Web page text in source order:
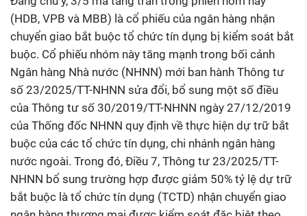
(HDB, VPB và MBB) là cổ phiếu của ngân hàng nhận
chuyển giao bắt buộc tổ chức tín dụng bị kiểm soát bắt
buộc. Cổ phiếu nhóm này tăng mạnh trong bối cảnh
Ngân hàng Nhà nước (NHNN) mới ban hành Thông tư
số 23/2025/TT-NHNN sửa đổi, bổ sung một số điều
của Thông tư số 30/2019/TT-NHNN ngày 27/12/2019
của Thống đốc NHNN quy định về thực hiện dự trữ bắt
buộc của các tổ chức tín dụng, chi nhánh ngân hàng
nước ngoài. Trong đó, Điều 7, Thông tư 23/2025/TT-
NHNN bổ sung trường hợp được giảm 50% tỷ lệ dự trữ
bắt buộc là tổ chức tín dụng (TCTD) nhận chuyển giao